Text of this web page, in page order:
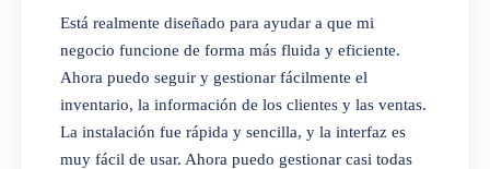
Un conjunto completo de funciones para
gestionar tiendas minoristas y mayoristas.
Establezca múltiples precios para diferentes
segmentos de clientes o diferentes
ubicaciones comerciales.
Está realmente diseñado para ayudar a que mi
negocio funcione de forma más fluida y eficiente.
Ahora puedo seguir y gestionar fácilmente el
inventario, la información de los clientes y las ventas.
La instalación fue rápida y sencilla, y la interfaz es
muy fácil de usar. Ahora puedo gestionar casi todas